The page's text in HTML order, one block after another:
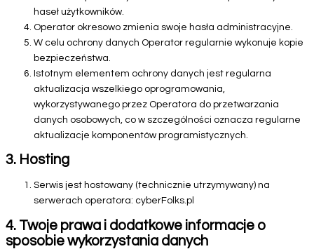
haseł użytkowników.
Operator okresowo zmienia swoje hasła administracyjne.
W celu ochrony danych Operator regularnie wykonuje kopie
bezpieczeństwa.
Istotnym elementem ochrony danych jest regularna
aktualizacja wszelkiego oprogramowania,
wykorzystywanego przez Operatora do przetwarzania
danych osobowych, co w szczególności oznacza regularne
aktualizacje komponentów programistycznych.
3. Hosting
Serwis jest hostowany (technicznie utrzymywany) na
serwerach operatora: cyberFolks.pl
4. Twoje prawa i dodatkowe informacje o
sposobie wykorzystania danych